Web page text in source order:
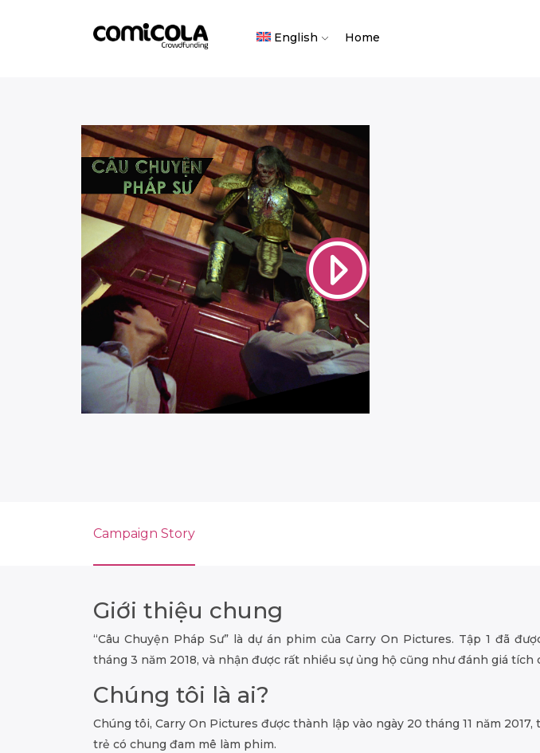
English Home
Campaign Story
Giới thiệu chung
“Câu Chuyện Pháp Sư” là dự án phim của Carry On Pictures. Tập 1 đã
tháng 3 năm 2018, và nhận được rất nhiều sự ủng hộ cũng như đánh giá tích
Chúng tôi là ai?
Chúng tôi, Carry On Pictures được thành lập vào ngày 20 tháng 11 năm
trẻ có chung đam mê làm phim.